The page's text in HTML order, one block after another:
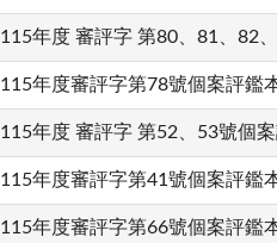
115年度 審評字 第80、81、82
115年度審評字第78號個案評鑑
115年度 審評字 第52、53號個
115年度審評字第41號個案評鑑
115年度審評字第66號個案評鑑